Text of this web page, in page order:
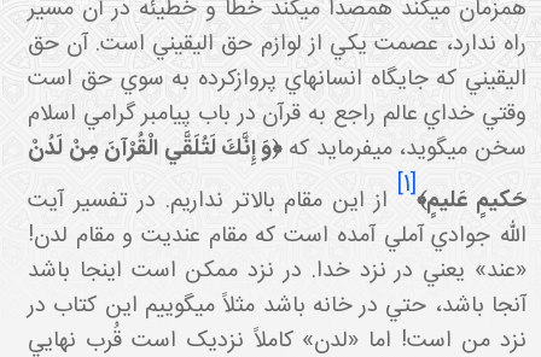
همزمان مي کند همصدا مي کند خطا و خطيئه در آن مسير
راه ندارد، عصمت يکي از لوازم حق اليقيني است. آن حق
اليقيني که جايگاه انسان هاي پروازکرده به سوي حق است
وقتي خداي عالم راجع به قرآن در باب پيامبر گرامي اسلام
سخن مي گويد، مي فرمايد که﴿وَ إِنَّكَ لَتُلَقَّي الْقُرْآنَ مِنْ لَدُنْ
حَكيمٍ عَليمٍ﴾[1]
از اين مقام بالاتر نداريم. در تفسير آيت
الله جوادي آملي آمده است که مقام عنديت و مقام لدن!
«عند» يعني در نزد خدا. در نزد ممکن است اينجا باشد
آنجا باشد، حتي در خانه باشد مثلاً مي گوييم اين کتاب در
نزد من است! اما «لدن» کاملاً نزديک است قُرب نهايي